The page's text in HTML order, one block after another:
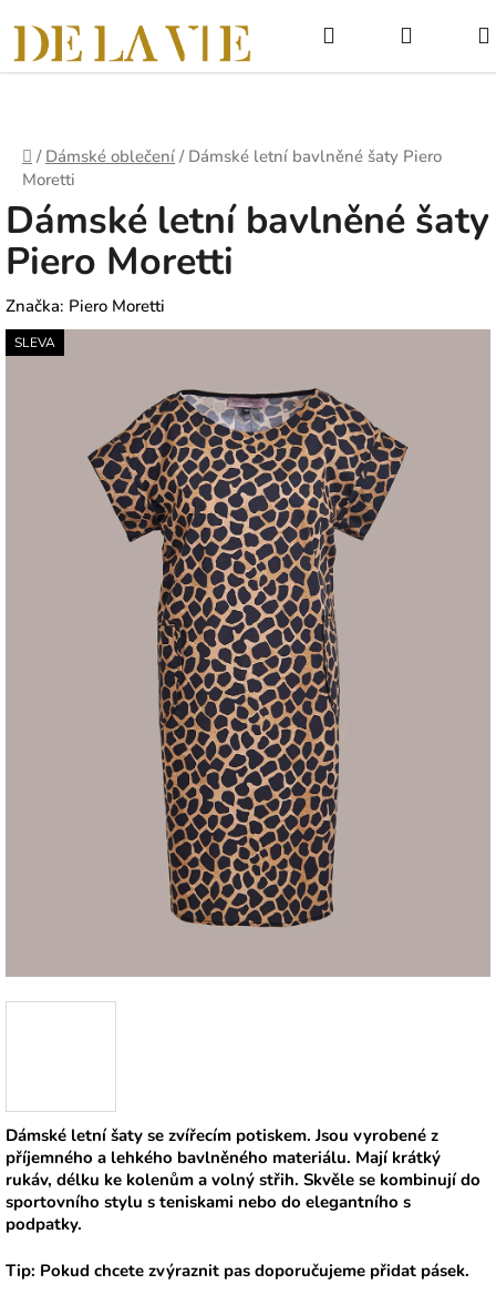
na
obsah
NÁKUPNÍ
KOŠÍK
Domů
/ Dámské oblečení / Dámské letní bavlněné šaty Piero
Moretti
Dámské letní šaty se zvířecím potiskem. Jsou vyrobené z
příjemného a lehkého bavlněného materiálu. Mají krátký
rukáv, délku ke kolenům a volný střih. Skvěle se kombinují do
sportovního stylu s teniskami nebo do elegantního s
podpatky.
Tip: Pokud chcete zvýraznit pas doporučujeme přidat pásek.
Dámské letní bavlněné šaty
Piero Moretti
Značka: Piero Moretti
SLEVA